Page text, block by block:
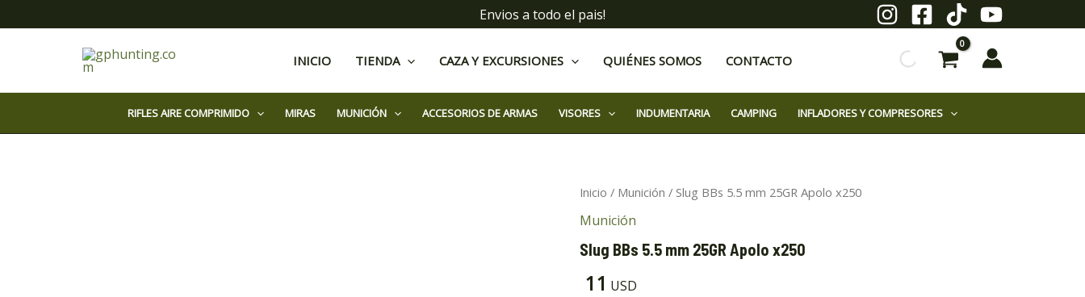
al
Envios a todo el pais!
INICIO TIENDA CAZA Y EXCURSIONES QUIÉNES SOMOS CONTACTO
RIFLES AIRE COMPRIMIDO MIRAS MUNICIÓN ACCESORIOS DE ARMAS VISORES INDUMENTARIA CAMPING INFLADORES Y COMPRESORES
Inicio / Munición / Slug BBs 5.5 mm 25GR Apolo x250
Munición
Slug BBs 5.5 mm 25GR Apolo x250
11 USD
Slug
5.5
25GR
x250